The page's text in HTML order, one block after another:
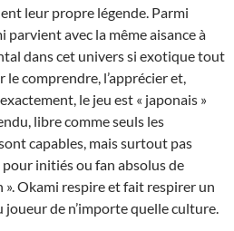
leur propre légende. Parmi
parvient avec la même aisance à
dans cet univers si exotique tout
comprendre, l’apprécier et,
le jeu est « japonais »
libre comme seuls les
capables, mais surtout pas
pour initiés ou fan absolus de
Okami respire et fait respirer un
de n’importe quelle culture.